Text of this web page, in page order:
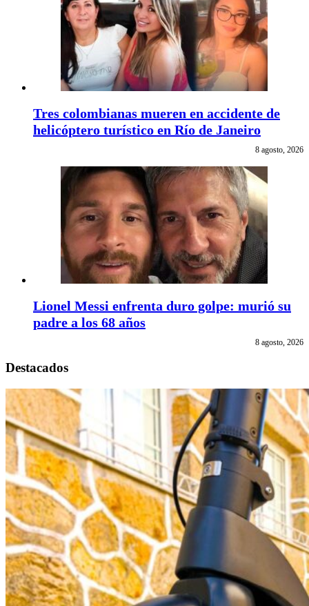
Tres colombianas mueren en accidente de
helicóptero turístico en Río de Janeiro
8 agosto, 2026
Lionel Messi enfrenta duro golpe: murió su
padre a los 68 años
8 agosto, 2026
Destacados